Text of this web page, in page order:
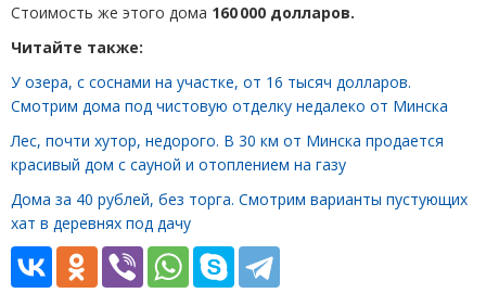
Стоимость же этого дома 160 000 долларов.
Читайте также:
У озера, с соснами на участке, от 16 тысяч долларов.
Смотрим дома под чистовую отделку недалеко от Минска
Лес, почти хутор, недорого. В 30 км от Минска продается
красивый дом с сауной и отоплением на газу
Дома за 40 рублей, без торга. Смотрим варианты пустующих
хат в деревнях под дачу